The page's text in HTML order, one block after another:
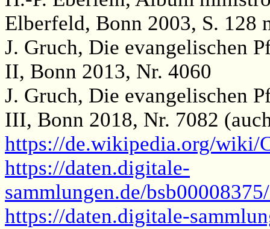
Elberfeld, Bonn 2003, S. 128
J. Gruch, Die evangelischen
II, Bonn 2013, Nr. 4060
J. Gruch, Die evangelischen
III, Bonn 2018, Nr. 7082
https://de.wikipedia.org/wiki/
https://daten.digitale-
sammlungen.de/
https://daten.digitale-